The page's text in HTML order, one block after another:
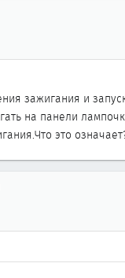
зажигания и
на панели
это